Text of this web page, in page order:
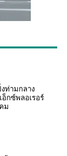
ท่ามกลาง
กซ์พลอเรอร์
ม